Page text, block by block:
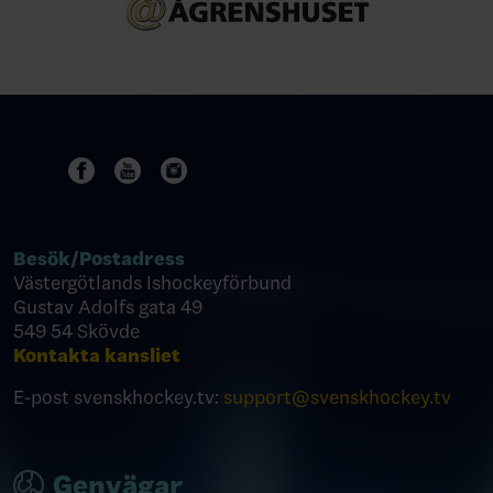
Besök/Postadress
Västergötlands Ishockeyförbund
Gustav Adolfs gata 49
549 54 Skövde
Kontakta kansliet
E-post svenskhockey.tv: support@svenskhockey.tv
Genvägar